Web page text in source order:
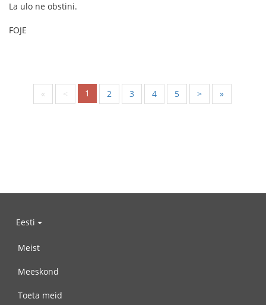
La ulo ne obstini.
FOJE
« < 1 2 3 4 5 > »
Eesti
Meist
Meeskond
Toeta meid